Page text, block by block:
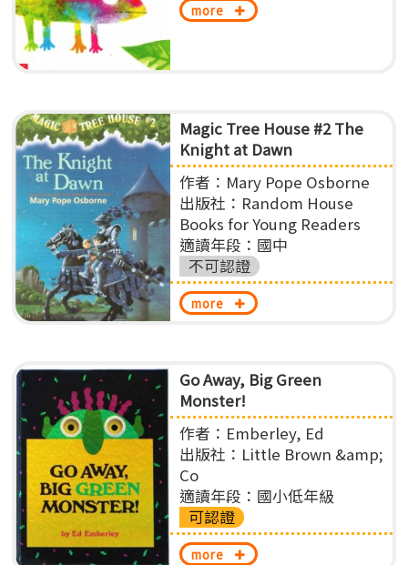
more
Magic Tree House #2 The
Knight at Dawn
作者：Mary Pope Osborne
出版社：Random House
Books for Young Readers
適讀年段：國中
不可認證
more
Go Away, Big Green
Monster!
作者：Emberley, Ed
出版社：Little Brown &amp;
Co
適讀年段：國小低年級
可認證
more